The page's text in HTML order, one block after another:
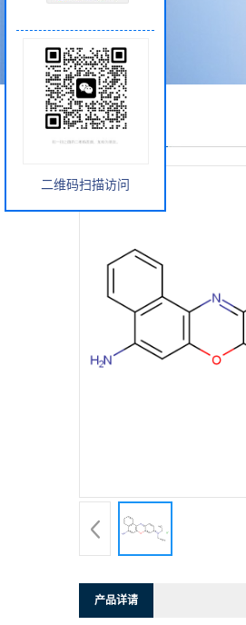
产品展厅
产品详请
二维码扫描访问